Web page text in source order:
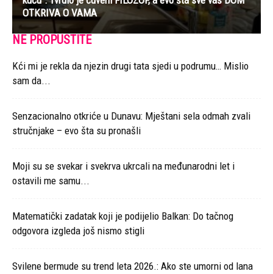
OTKRIVA O VAMA
NE PROPUSTITE
Kći mi je rekla da njezin drugi tata sjedi u podrumu… Mislio
sam da...
Senzacionalno otkriće u Dunavu: Mještani sela odmah zvali
stručnjake – evo šta su pronašli
Moji su se svekar i svekrva ukrcali na međunarodni let i
ostavili me samu...
Matematički zadatak koji je podijelio Balkan: Do tačnog
odgovora izgleda još nismo stigli
Svilene bermude su trend leta 2026.: Ako ste umorni od lana